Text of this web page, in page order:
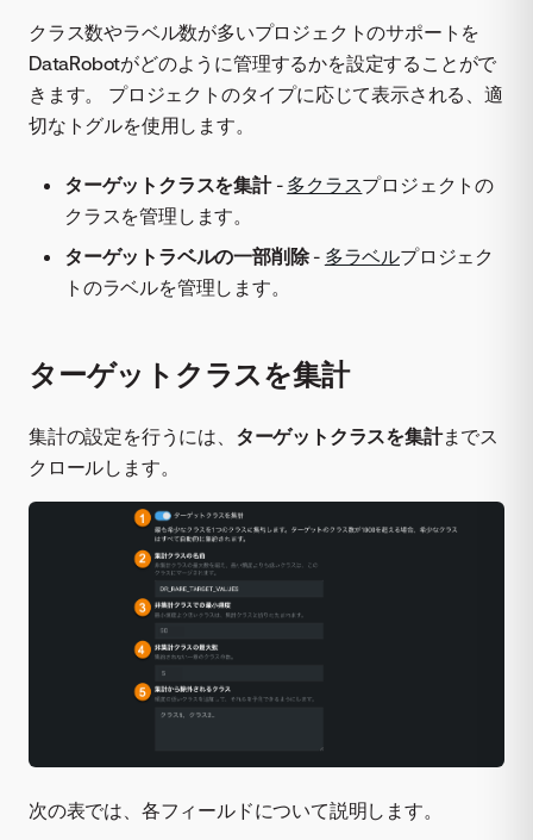
クラス数やラベル数が多いプロジェクトのサポートを
DataRobotがどのように管理するかを設定することがで
きます。 プロジェクトのタイプに応じて表示される、適
切なトグルを使用します。
ターゲットクラスを集計- 多クラスプロジェクトの
クラスを管理します。
ターゲットラベルの一部削除- 多ラベルプロジェク
トのラベルを管理します。
ターゲットクラスを集計
集計の設定を行うには、 ターゲットクラスを集計までス
クロールします。
次の表では、各フィールドについて説明します。